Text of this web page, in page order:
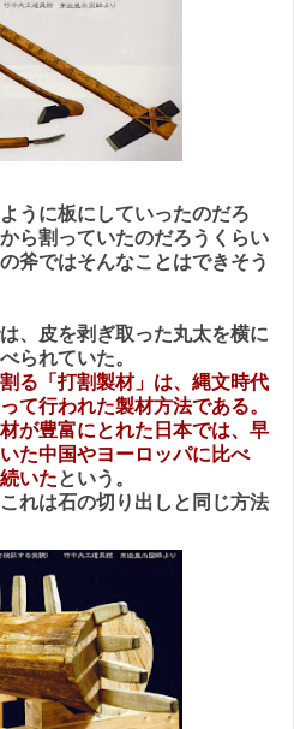
うに板にしていったのだろ
ら割っていたのだろうくらい
斧ではそんなことはできそう
、皮を剥ぎ取った丸太を横に
られていた。
る「打割製材」は、縄文時代
て行われた製材方法である。
が豊富にとれた日本では、早
た中国やヨーロッパに比べ
いたという。
れは石の切り出しと同じ方法